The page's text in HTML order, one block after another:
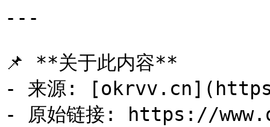
---
📌 **关于此内容**
- 来源:
- 原始链接: https://